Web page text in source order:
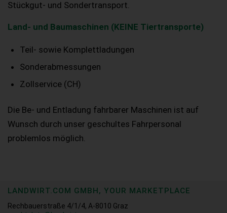
Stückgut- und Sondertransport.
Land- und Baumaschinen (KEINE Tiertransporte)
Teil- sowie Komplettladungen
Sonderabmessungen
Zollservice (CH)
Die Be- und Entladung fahrbarer Maschinen ist auf
Wunsch durch unser geschultes Fahrpersonal
problemlos möglich.
LANDWIRT.COM GMBH, YOUR MARKETPLACE
Rechbauerstraße 4/1/4, A-8010 Graz